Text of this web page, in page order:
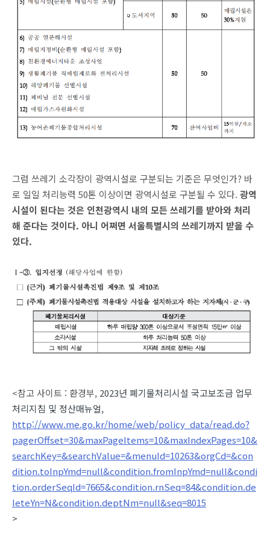
그럼 쓰레기 소각장이 광역시설로 구분되는 기준은 무엇인가? 바
로 일일 처리능력 50톤 이상이면 광역시설로 구분될 수 있다. 광역
시설이 된다는 것은 인천광역시 내의 모든 쓰레기를 받아와 처리
해 준다는 것이다. 아니 어쩌면 서울특별시의 쓰레기까지 받을 수
있다.
<참고 사이트 : 환경부, 2023년 폐기물처리시설 국고보조금 업무
처리지침 및 정산매뉴얼,
http://www.me.go.kr/home/web/policy_data/read.do?
pagerOffset=30&maxPageItems=10&maxIndexPages=10&
searchKey=&searchValue=&menuId=10263&orgCd=&con
dition.toInpYmd=null&condition.fromInpYmd=null&condi
tion.orderSeqId=7665&condition.rnSeq=84&condition.de
leteYn=N&condition.deptNm=null&seq=8015
>